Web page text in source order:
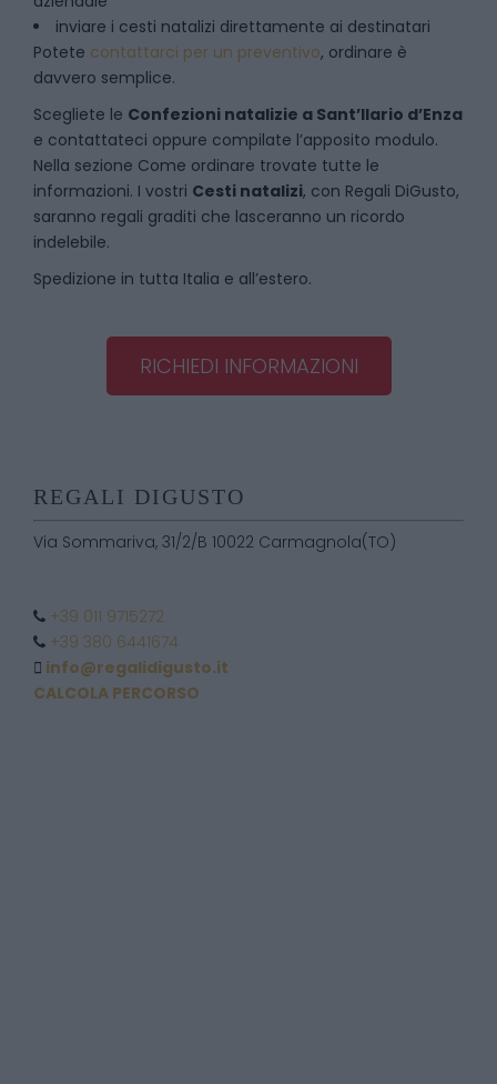
inviare i cesti natalizi direttamente ai destinatari
Potete contattarci per un preventivo, ordinare è
davvero semplice.
Scegliete le Confezioni natalizie a Sant’Ilario d’Enza
e contattateci oppure compilate l’apposito modulo.
Nella sezione Come ordinare trovate tutte le
informazioni. I vostri Cesti natalizi, con Regali DiGusto,
saranno regali graditi che lasceranno un ricordo
indelebile.
Spedizione in tutta Italia e all’estero.
RICHIEDI INFORMAZIONI
REGALI DIGUSTO
Via Sommariva, 31/2/B 10022 Carmagnola(TO)
+39 011 9715272
+39 380 6441674
info@regalidigusto.it
CALCOLA PERCORSO